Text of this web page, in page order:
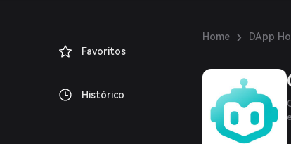
Português (Portugal)
Bahasa Indonesia
Favoritos
Histórico
Home › DApp